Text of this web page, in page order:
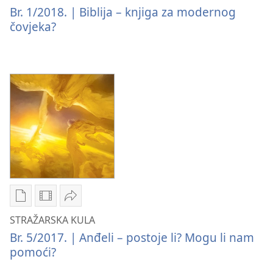
naših
izdanja
STRAŽARSKA
–
knjiga
za
modernog
čovjeka?
preuzimanje
videosadržaja
STRAŽARSKA
knjiga
za
modernog
čovjeka?
KULA
Biblija
modernog
čovjeka?
Br. 1/2018. | Biblija – knjiga za modernog
čovjeka?
Postavke
preuzimanja
naših
izdanja
STRAŽARSKA
Postavke
za
preuzimanje
videosadržaja
STRAŽARSKA
Podijeli
STRAŽARSKA
KULA
Anđeli
STRAŽARSKA KULA
Br. 5/2017. | Anđeli – postoje li? Mogu li nam
pomoći?